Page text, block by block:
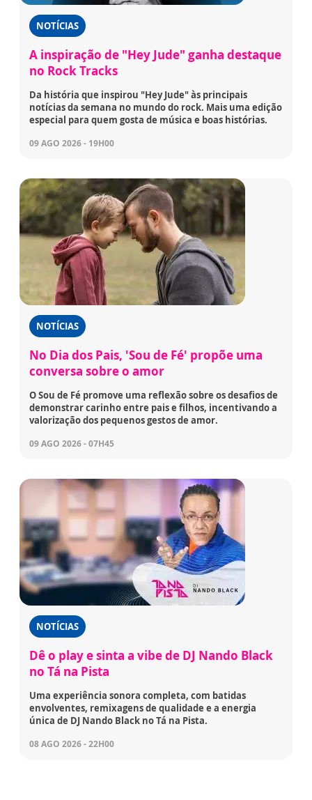
NOTÍCIAS
A inspiração de "Hey Jude" ganha destaque
no Rock Tracks
Da história que inspirou "Hey Jude" às principais
notícias da semana no mundo do rock. Mais uma edição
especial para quem gosta de música e boas histórias.
09 AGO 2026 - 19H00
NOTÍCIAS
No Dia dos Pais, 'Sou de Fé' propõe uma
conversa sobre o amor
O Sou de Fé promove uma reflexão sobre os desafios de
demonstrar carinho entre pais e filhos, incentivando a
valorização dos pequenos gestos de amor.
09 AGO 2026 - 07H45
NOTÍCIAS
Dê o play e sinta a vibe de DJ Nando Black
no Tá na Pista
Uma experiência sonora completa, com batidas
envolventes, remixagens de qualidade e a energia
única de DJ Nando Black no Tá na Pista.
08 AGO 2026 - 22H00